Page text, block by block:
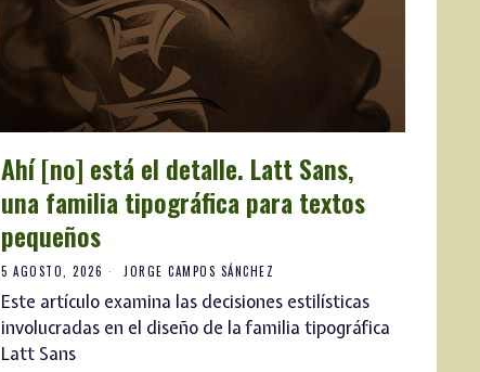
Ahí [no] está el detalle. Latt Sans,
una familia tipográfica para textos
pequeños
5 AGOSTO, 2026 JORGE CAMPOS SÁNCHEZ
Este artículo examina las decisiones estilísticas
involucradas en el diseño de la familia tipográfica
Latt Sans